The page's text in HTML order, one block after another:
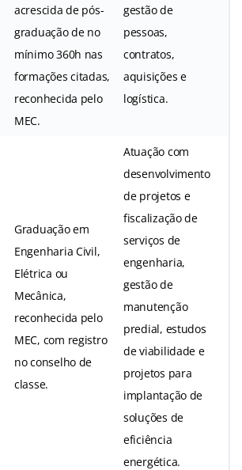
acrescida de pós-
graduação de no
mínimo 360h nas
formações citadas,
reconhecida pelo
MEC.
gestão de
pessoas,
contratos,
aquisições e
logística.
Graduação em
Engenharia Civil,
Elétrica ou
Mecânica,
reconhecida pelo
MEC, com registro
no conselho de
classe.
Atuação com
desenvolvimento
de projetos e
fiscalização de
serviços de
engenharia,
gestão de
manutenção
predial, estudos
de viabilidade e
projetos para
implantação de
soluções de
eficiência
energética.